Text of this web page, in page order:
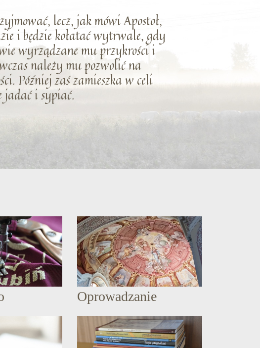
lecz, jak mówi Apostoł,
i będzie kołatać wytrwale, gdy
wyrządzane mu przykrości i
należy mu pozwolić na
Później zaś zamieszka w celi
jadać i sypiać.
Oprowadzanie